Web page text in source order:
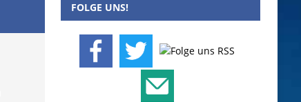
FOLGE UNS!